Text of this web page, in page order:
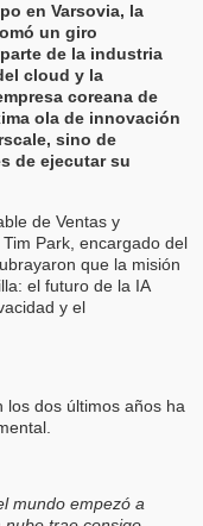
en Varsovia, la
un giro
de la industria
cloud y la
coreana de
ola de innovación
sino de
de ejecutar su
de Ventas y
Park, encargado del
que la misión
el futuro de la IA
y el
los dos últimos años ha
mundo empezó a